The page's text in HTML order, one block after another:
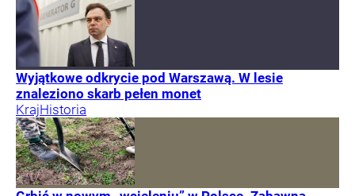
Wyjątkowe odkrycie pod Warszawą. W lesie
znaleziono skarb pełen monet
KrajHistoria